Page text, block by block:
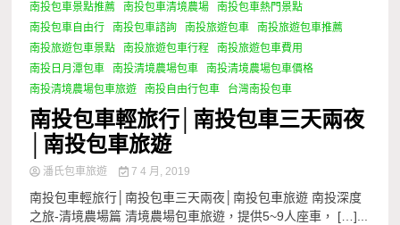
南投包車景點推薦
南投包車清境農場
南投包車熱門景點
南投包車自由行
南投包車諮詢 南投旅遊包車
南投旅遊包車推薦
南投旅遊包車景點
南投旅遊包車行程
南投旅遊包車費用
南投日月潭包車
南投清境農場包車
南投清境農場包車價格
南投清境農場包車旅遊
南投自由行包車 台灣南投包車
南投包車輕旅行│南投包車三天兩夜
│南投包車旅遊
潘氏包車旅遊 7 4 月, 2019
南投包車輕旅行│南投包車三天兩夜│南投包車旅遊 南投深度
之旅-清境農場篇 清境農場包車旅遊，提供5~9人座車， […]...